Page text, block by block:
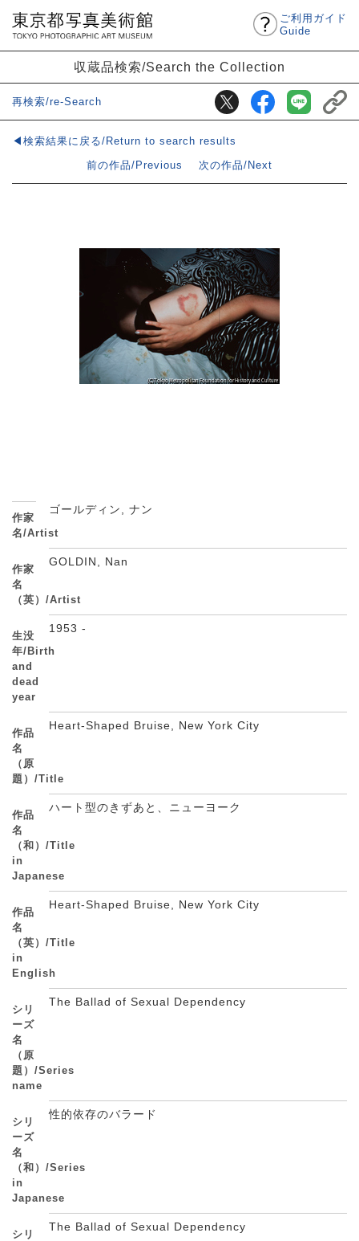
ご利用ガイド
Guide
収蔵品検索/Search the Collection
再検索/re-Search
◀検索結果に戻る/Return to search results
前の作品/Previous
次の作品/Next
作家
名/Artist
ゴールディン, ナン
作家
名
（英）/Artist
GOLDIN, Nan
生没
年/Birth
and
dead
year
1953 -
作品
名
（原
題）/Title
Heart-Shaped Bruise, New York City
作品
名
（和）/Title
in
Japanese
ハート型のきずあと、ニューヨーク
作品
名
（英）/Title
in
English
Heart-Shaped Bruise, New York City
シリ
ーズ
名
（原
題）/Series
name
The Ballad of Sexual Dependency
シリ
ーズ
名
（和）/Series
in
Japanese
性的依存のバラード
シリ
The Ballad of Sexual Dependency